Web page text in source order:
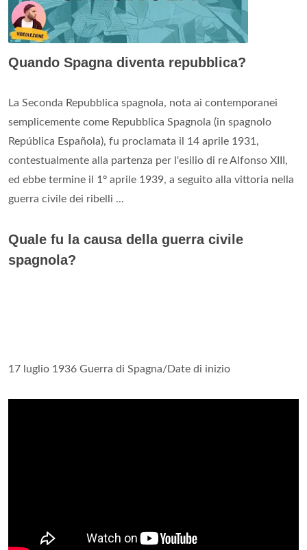
Quando Spagna diventa repubblica?
La Seconda Repubblica spagnola, nota ai contemporanei
semplicemente come Repubblica Spagnola (in spagnolo
República Española), fu proclamata il 14 aprile 1931,
contestualmente alla partenza per l'esilio di re Alfonso XIII,
ed ebbe termine il 1º aprile 1939, a seguito alla vittoria nella
guerra civile dei ribelli ...
Quale fu la causa della guerra civile
spagnola?
17 luglio 1936 Guerra di Spagna/Date di inizio